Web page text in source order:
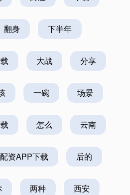
翻身 下半年
大战 分享
一碗 场景
怎么 云南
资APP下载 后的
两种 西安